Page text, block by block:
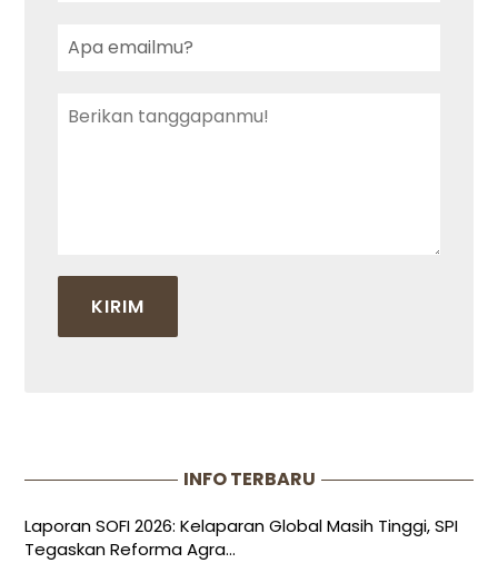
INFO TERBARU
Laporan SOFI 2026: Kelaparan Global Masih Tinggi, SPI
Tegaskan Reforma Agra...